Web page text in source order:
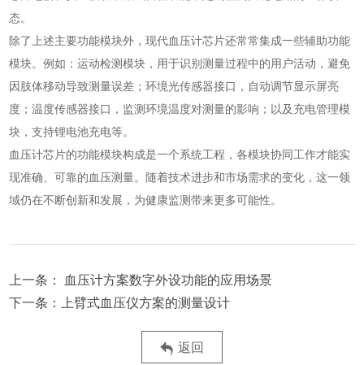
态。
除了上述主要功能模块外，现代血压计芯片还常常集成一些辅助功能
模块。例如：运动检测模块，用于识别测量过程中的用户活动，避免
因肢体移动导致测量误差；环境光传感器接口，自动调节显示屏亮
度；温度传感器接口，监测环境温度对测量的影响；以及充电管理模
块，支持锂电池充电等。
血压计芯片的功能模块构成是一个系统工程，各模块协同工作才能实
现准确、可靠的血压测量。随着技术进步和市场需求的变化，这一领
域仍在不断创新和发展，为健康监测带来更多可能性。
血压计方案数字外设功能的应用场景
上臂式血压仪方案的测量设计
返回